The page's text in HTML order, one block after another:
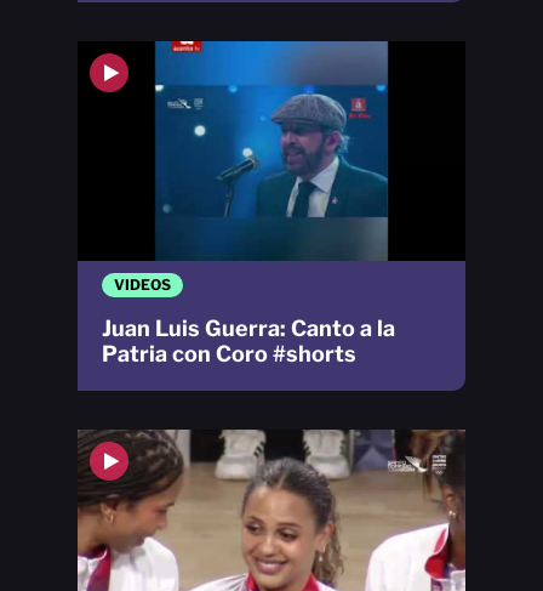
VIDEOS
Juan Luis Guerra: Canto a la
Patria con Coro #shorts